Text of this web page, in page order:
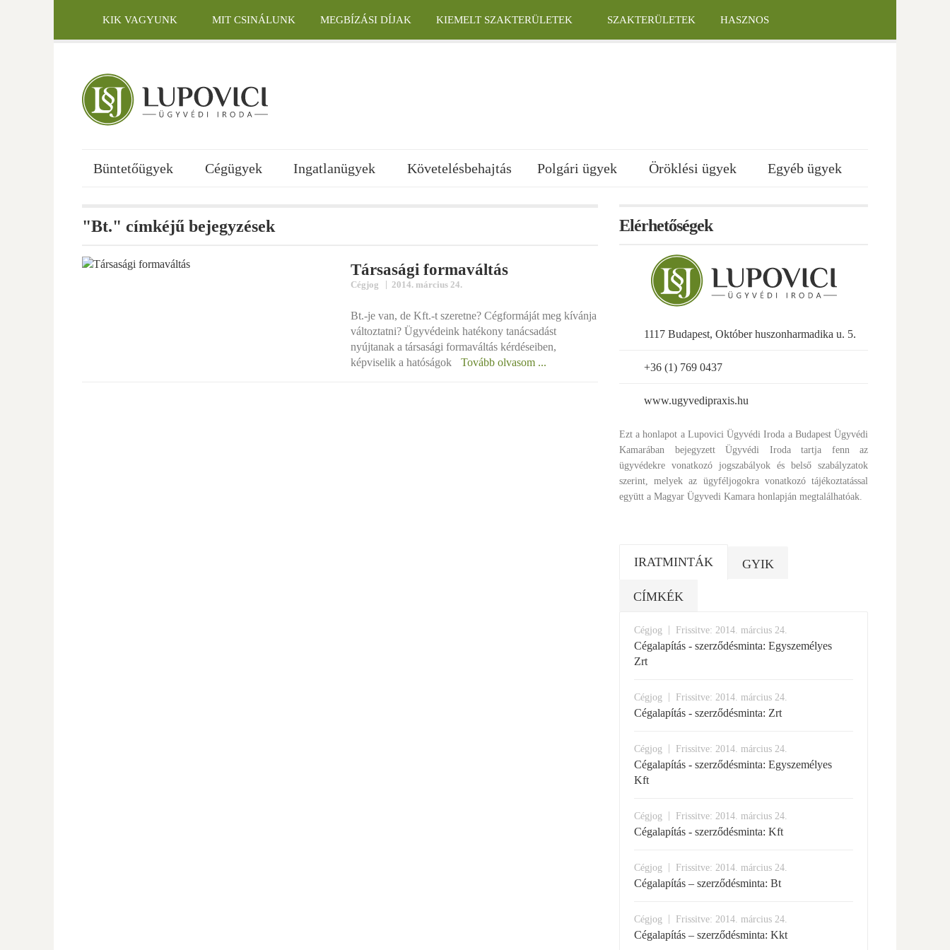
KIK VAGYUNK MIT CSINÁLUNK MEGBÍZÁSI DÍJAK KIEMELT SZAKTERÜLETEK SZAKTERÜLETEK HASZNOS
Büntetőügyek Cégügyek Ingatlanügyek Követelésbehajtás Polgári ügyek Öröklési ügyek Egyéb ügyek
"Bt." címkéjű bejegyzések
Társasági formaváltás
Cégjog | 2014. március 24.
Bt.-je van, de Kft.-t szeretne? Cégformáját meg kívánja
változtatni? Ügyvédeink hatékony tanácsadást
nyújtanak a társasági formaváltás kérdéseiben,
képviselik a hatóságok
Tovább olvasom ...
Elérhetőségek
1117 Budapest, Október huszonharmadika u. 5.
+36 (1) 769 0437
www.ugyvedipraxis.hu
Ezt a honlapot a Lupovici Ügyvédi Iroda a Budapest Ügyvédi
Kamarában bejegyzett Ügyvédi Iroda tartja fenn az
ügyvédekre vonatkozó jogszabályok és belső szabályzatok
szerint, melyek az ügyféljogokra vonatkozó tájékoztatással
együtt a Magyar Ügyvedi Kamara honlapján megtalálhatóak.
IRATMINTÁK GYIK
CÍMKÉK
Cégjog Frissitve: 2014. március 24.
Cégalapítás - szerződésminta: Egyszemélyes
Zrt
Cégjog Frissitve: 2014. március 24.
Cégalapítás - szerződésminta: Zrt
Cégjog Frissitve: 2014. március 24.
Cégalapítás - szerződésminta: Egyszemélyes
Kft
Cégjog Frissitve: 2014. március 24.
Cégalapítás - szerződésminta: Kft
Cégjog Frissitve: 2014. március 24.
Cégalapítás – szerződésminta: Bt
Cégjog Frissitve: 2014. március 24.
Cégalapítás – szerződésminta: Kkt